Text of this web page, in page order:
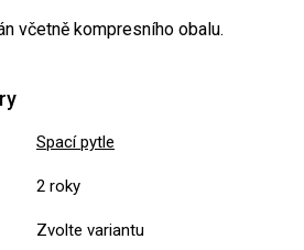
včetně kompresního obalu.
Spací pytle
2 roky
Zvolte variantu